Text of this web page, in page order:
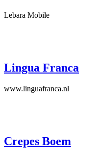
Lebara Mobile
Lingua Franca
www.linguafranca.nl
Crepes Boem